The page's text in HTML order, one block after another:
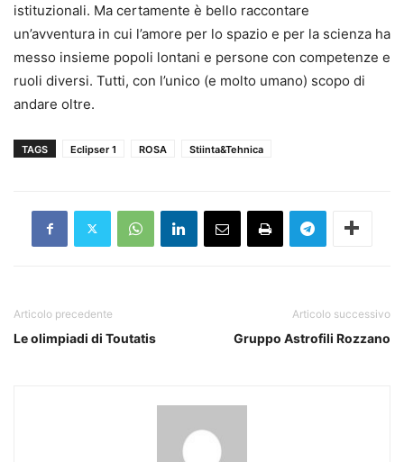
istituzionali. Ma certamente è bello raccontare
un’avventura in cui l’amore per lo spazio e per la scienza ha
messo insieme popoli lontani e persone con competenze e
ruoli diversi. Tutti, con l’unico (e molto umano) scopo di
andare oltre.
TAGS Eclipser 1 ROSA Stiinta&Tehnica
Articolo precedente
Le olimpiadi di Toutatis
Articolo successivo
Gruppo Astrofili Rozzano